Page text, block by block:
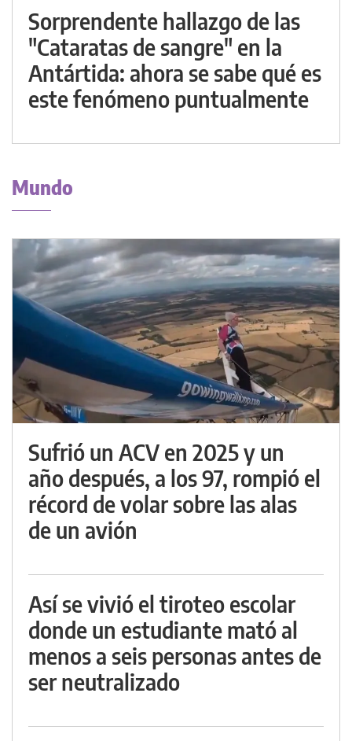
Sorprendente hallazgo de las
"Cataratas de sangre" en la
Antártida: ahora se sabe qué es
este fenómeno puntualmente
Mundo
Sufrió un ACV en 2025 y un
año después, a los 97, rompió el
récord de volar sobre las alas
de un avión
Así se vivió el tiroteo escolar
donde un estudiante mató al
menos a seis personas antes de
ser neutralizado